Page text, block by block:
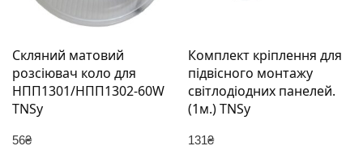
Скляний матовий
розсіювач коло для
НПП1301/НПП1302-60W
TNSy
56₴
Комплект кріплення для
підвісного монтажу
світлодіодних панелей.
(1м.) TNSy
131₴